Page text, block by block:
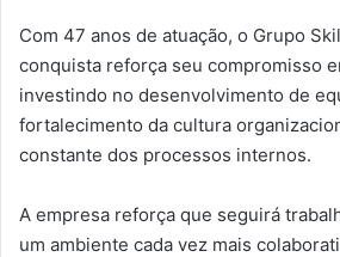
Com 47 anos de atuação, o Grupo
conquista reforça seu compromisso
investindo no desenvolvimento de
fortalecimento da cultura
constante dos processos internos.
A empresa reforça que seguirá
um ambiente cada vez mais